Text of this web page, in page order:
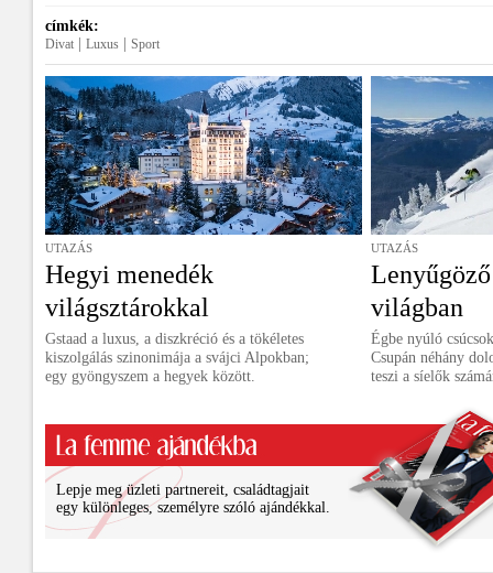
címkék:
Divat Luxus Sport
UTAZÁS
Hegyi menedék
világsztárokkal
Gstaad a luxus, a diszkréció és a tökéletes
kiszolgálás szinonimája a svájci Alpokban;
egy gyöngyszem a hegyek között.
UTAZÁS
világban
Égbe nyúló
Csupán néhány
teszi a síelők
Lepje meg üzleti partnereit, családtagjait
egy különleges, személyre szóló ajándékkal.